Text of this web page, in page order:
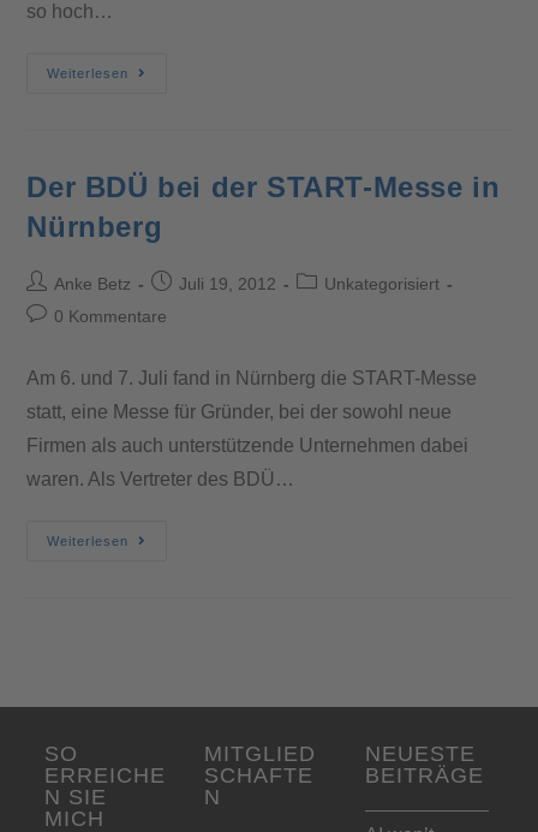
so hoch…
Weiterlesen
Der BDÜ bei der START-Messe in
Nürnberg
Anke Betz Juli 19, 2012
Unkategorisiert
0 Kommentare
Am 6. und 7. Juli fand in Nürnberg die START-Messe
statt, eine Messe für Gründer, bei der sowohl neue
Firmen als auch unterstützende Unternehmen dabei
waren. Als Vertreter des BDÜ…
Weiterlesen
SO
ERREICHE
N SIE
MICH
MITGLIED
SCHAFTE
N
NEUESTE
BEITRÄGE